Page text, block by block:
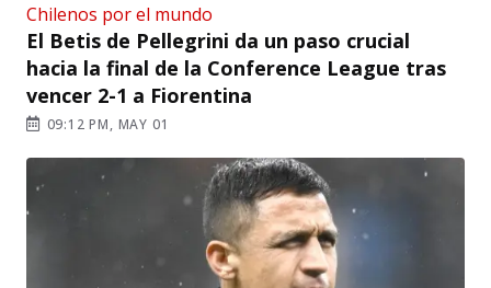
Chilenos por el mundo
El Betis de Pellegrini da un paso crucial
hacia la final de la Conference League tras
vencer 2-1 a Fiorentina
09:12 PM, MAY 01